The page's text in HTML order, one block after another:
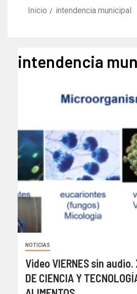
Inicio intendencia municipal
intendencia
NOTICIAS
Video VIERNES sin audio.
DE CIENCIA Y